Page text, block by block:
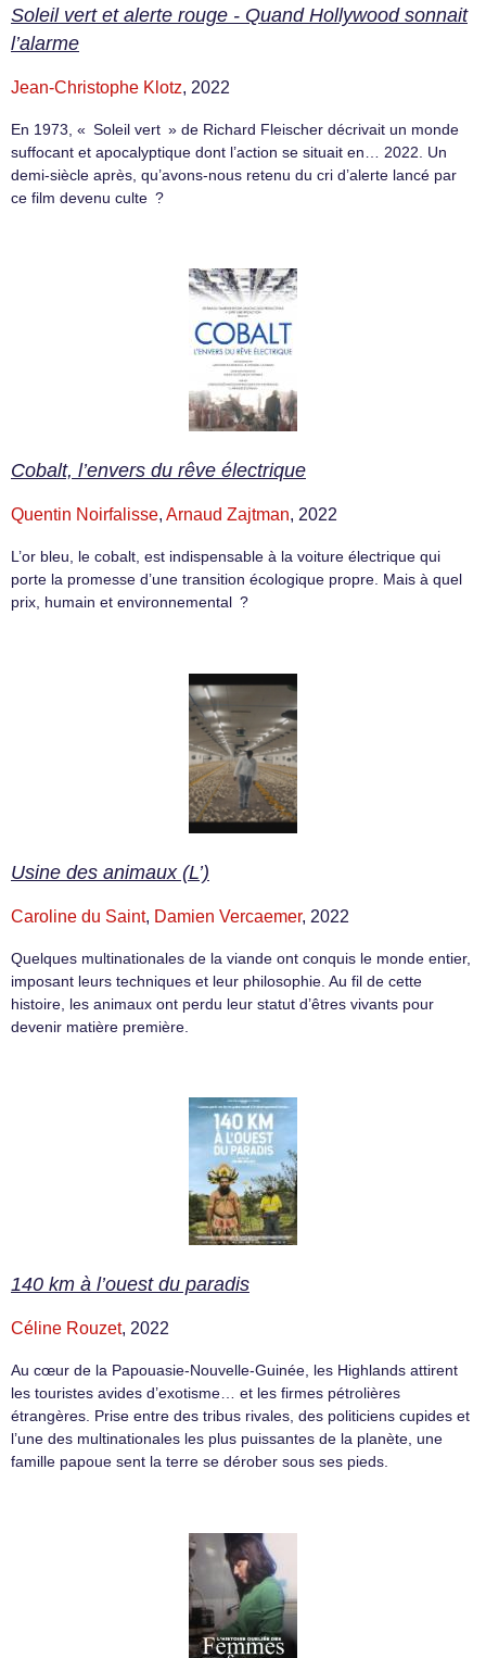
Soleil vert et alerte rouge - Quand Hollywood sonnait
l’alarme
Jean-Christophe Klotz, 2022
En 1973, « Soleil vert » de Richard Fleischer décrivait un monde
suffocant et apocalyptique dont l’action se situait en… 2022. Un
demi-siècle après, qu’avons-nous retenu du cri d’alerte lancé par
ce film devenu culte ?
Cobalt, l’envers du rêve électrique
Quentin Noirfalisse, Arnaud Zajtman, 2022
L’or bleu, le cobalt, est indispensable à la voiture électrique qui
porte la promesse d’une transition écologique propre. Mais à quel
prix, humain et environnemental ?
Usine des animaux (L’)
Caroline du Saint, Damien Vercaemer, 2022
Quelques multinationales de la viande ont conquis le monde entier,
imposant leurs techniques et leur philosophie. Au fil de cette
histoire, les animaux ont perdu leur statut d’êtres vivants pour
devenir matière première.
140 km à l’ouest du paradis
Céline Rouzet, 2022
Au cœur de la Papouasie-Nouvelle-Guinée, les Highlands attirent
les touristes avides d’exotisme… et les firmes pétrolières
étrangères. Prise entre des tribus rivales, des politiciens cupides et
l’une des multinationales les plus puissantes de la planète, une
famille papoue sent la terre se dérober sous ses pieds.